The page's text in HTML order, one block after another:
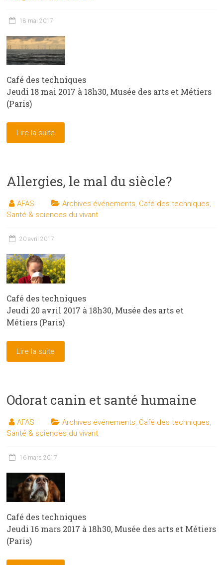
18 mai 2017
Café des techniques
Jeudi 18 mai 2017 à 18h30, Musée des arts et Métiers
(Paris)
Lire la suite
Allergies, le mal du siècle?
AFAS Archives événements, Café des techniques,
Santé & sciences du vivant
20 avril 2017
Café des techniques
Jeudi 20 avril 2017 à 18h30, Musée des arts et
Métiers (Paris)
Lire la suite
Odorat canin et santé humaine
AFAS Archives événements, Café des techniques,
Santé & sciences du vivant
16 mars 2017
Café des techniques
Jeudi 16 mars 2017 à 18h30, Musée des arts et Métiers
(Paris)